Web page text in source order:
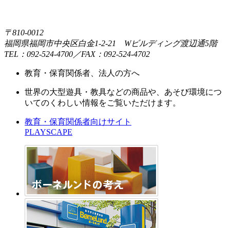
〒810-0012
福岡県福岡市中央区白金1-2-21 Wビルディング渡辺通5階
TEL：092-524-4700／FAX：092-524-4702
教育・保育関係者、法人の方へ
世界の大型遊具・教具などの商品や、あそび環境につ
いてのくわしい情報をご覧いただけます。
教育・保育関係者向けサイト
PLAYSCAPE